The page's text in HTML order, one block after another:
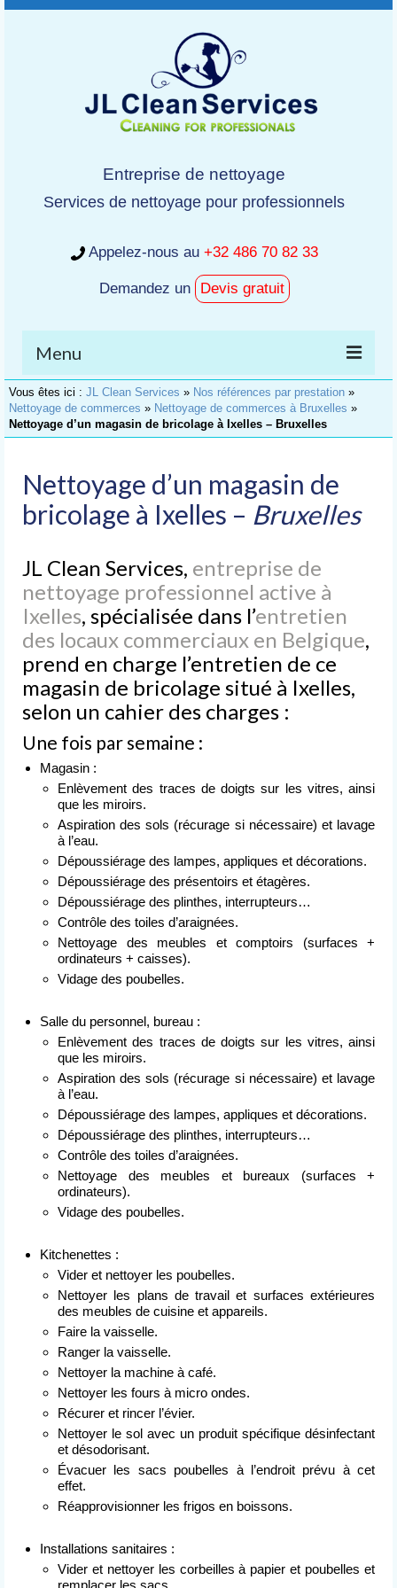
Entreprise de nettoyage
Services de nettoyage pour professionnels
Appelez-nous au +32 486 70 82 33
Demandez un Devis gratuit
Menu
Accueil
Nettoyage
Nettoyage
d’Immeubles
de Commerces
Lavage
de Vitres
Nettoyages
spéciaux
Nettoyage après chantier
Nettoyage après sinistre
Nettoyage après déménagement
Nettoyage après événement
L’entreprise
de nettoyage
Devis
gratuit
Contact
Vous êtes ici : JL Clean Services » Nos références par prestation »
Nettoyage de commerces » Nettoyage de commerces à Bruxelles »
Nettoyage d’un magasin de bricolage à Ixelles – Bruxelles
Nettoyage d’un magasin de
bricolage à Ixelles – Bruxelles
JL Clean Services, entreprise de
nettoyage professionnel active à
Ixelles, spécialisée dans l’entretien
des locaux commerciaux en Belgique,
prend en charge l’entretien de ce
magasin de bricolage situé à Ixelles,
selon un cahier des charges :
Une fois par semaine :
Magasin :
Enlèvement des traces de doigts sur les vitres, ainsi
que les miroirs.
Aspiration des sols (récurage si nécessaire) et lavage
à l’eau.
Dépoussiérage des lampes, appliques et décorations.
Dépoussiérage des présentoirs et étagères.
Dépoussiérage des plinthes, interrupteurs…
Contrôle des toiles d’araignées.
Nettoyage des meubles et comptoirs (surfaces +
ordinateurs + caisses).
Vidage des poubelles.
Salle du personnel, bureau :
Enlèvement des traces de doigts sur les vitres, ainsi
que les miroirs.
Aspiration des sols (récurage si nécessaire) et lavage
à l’eau.
Dépoussiérage des lampes, appliques et décorations.
Dépoussiérage des plinthes, interrupteurs…
Contrôle des toiles d’araignées.
Nettoyage des meubles et bureaux (surfaces +
ordinateurs).
Vidage des poubelles.
Kitchenettes :
Vider et nettoyer les poubelles.
Nettoyer les plans de travail et surfaces extérieures
des meubles de cuisine et appareils.
Faire la vaisselle.
Ranger la vaisselle.
Nettoyer la machine à café.
Nettoyer les fours à micro ondes.
Récurer et rincer l’évier.
Nettoyer le sol avec un produit spécifique désinfectant
et désodorisant.
Évacuer les sacs poubelles à l’endroit prévu à cet
effet.
Réapprovisionner les frigos en boissons.
Installations sanitaires :
Vider et nettoyer les corbeilles à papier et poubelles et
remplacer les sacs.